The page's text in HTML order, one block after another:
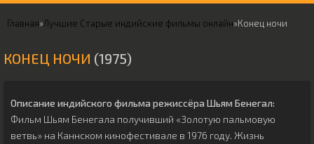
Главная»Лучшие Старые индийские фильмы онлайн»Конец ночи
КОНЕЦ НОЧИ (1975)
Описание индийского фильма режиссёра Шьям Бенегал:
Фильм Шьям Бенегала получивший «Золотую пальмовую
ветвь» на Каннском кинофестивале в 1976 году. Жизнь